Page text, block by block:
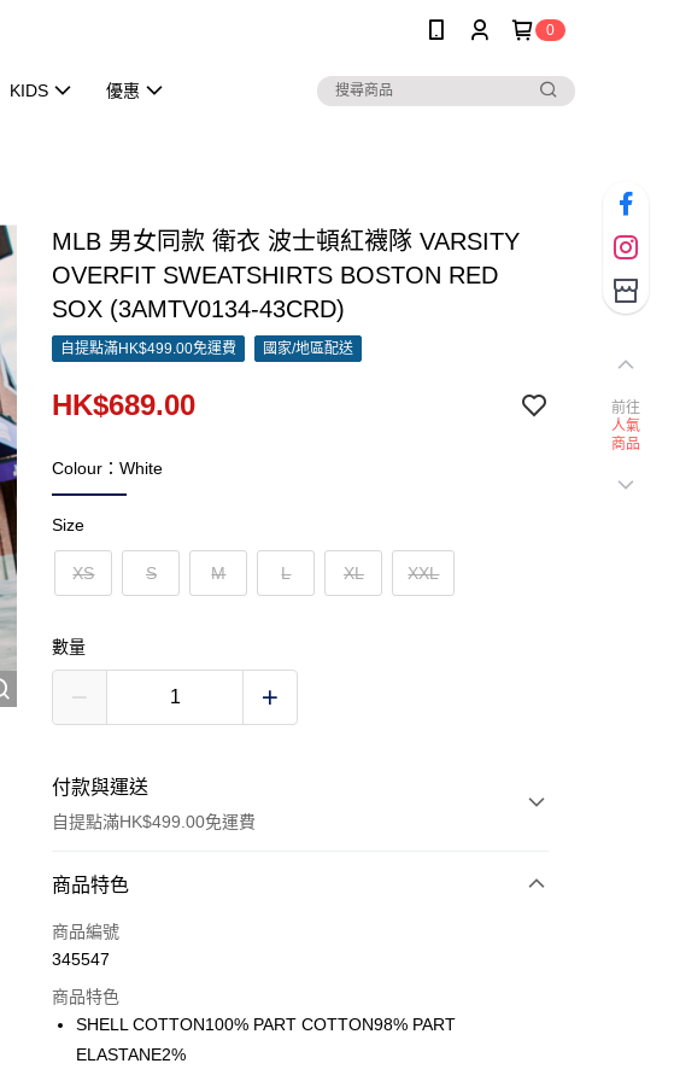
0
KIDS 優惠
MLB 男女同款 衛衣 波士頓紅襪隊 VARSITY
OVERFIT SWEATSHIRTS BOSTON RED
SOX (3AMTV0134-43CRD)
自提點滿HK$499.00免運費 國家/地區配送
HK$689.00
Colour：White
Size
XS S M L XL XXL
數量
付款與運送
自提點滿HK$499.00免運費
付款方式
信用卡
Google Pay
AlipayHK
商品特色
商品編號
345547
商品特色
SHELL COTTON100% PART COTTON98% PART
ELASTANE2%
前往
人氣
商品